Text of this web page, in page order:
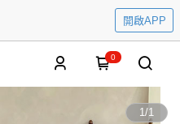
開啟APP
0
1/1